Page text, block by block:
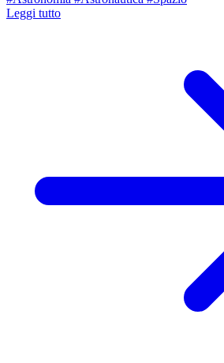
ha rischiato di spegnere letteralmente gli
delle infrastrutture spaziali più critiche,
Leggi tutto